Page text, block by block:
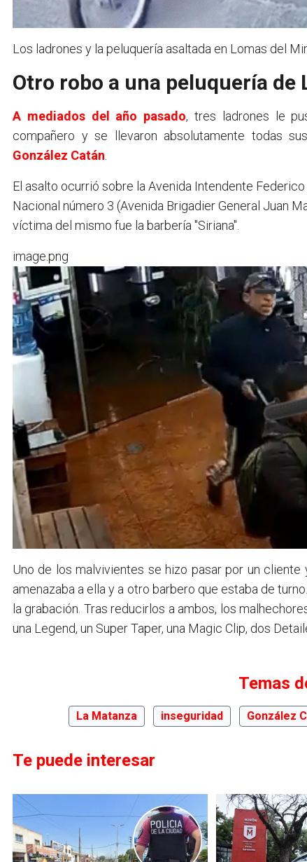
Los ladrones y la peluquería asaltada en Lomas del
Otro robo a una peluquería de
A mediados del año pasado, tres ladrones le
compañero y se llevaron absolutamente todas
González Catán.
El asalto ocurrió sobre la Avenida Intendente
Nacional número 3 (Avenida Brigadier General Juan
víctima del mismo fue la barbería "Siriana".
image.png
Uno de los malvivientes se hizo pasar por un
amenazaba a ella y a otro barbero que estaba de
la grabación. Tras reducirlos a ambos, los
una Legend, un Super Taper, una Magic Clip, dos
Temas
La Matanza inseguridad González
Te puede interesar